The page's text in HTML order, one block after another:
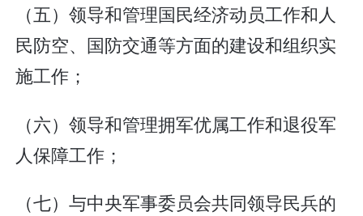
（五）领导和管理国民经济动员工作和人
民防空、国防交通等方面的建设和组织实
施工作；
（六）领导和管理拥军优属工作和退役军
人保障工作；
（七）与中央军事委员会共同领导民兵的